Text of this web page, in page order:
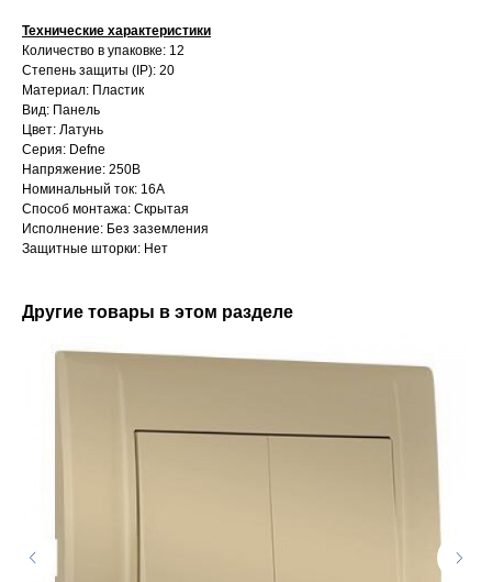
Технические характеристики
Количество в упаковке: 12
Степень защиты (IP): 20
Материал: Пластик
Вид: Панель
Цвет: Латунь
Серия: Defne
Напряжение: 250В
Номинальный ток: 16А
Способ монтажа: Скрытая
Исполнение: Без заземления
Защитные шторки: Нет
Другие товары в этом разделе